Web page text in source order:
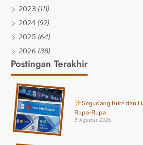
2023 (111)
2024 (92)
2025 (64)
2026 (38)
Postingan Terakhir
Segudang Rute dan
Rupa-Rupa
5 Agustus 2026